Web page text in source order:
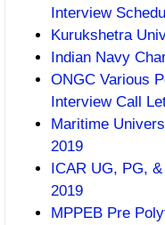
Interview
Kurukshetra
Indian Navy
ONGC Various
Interview Call
Maritime
2019
ICAR UG, PG,
2019
MPPEB Pre